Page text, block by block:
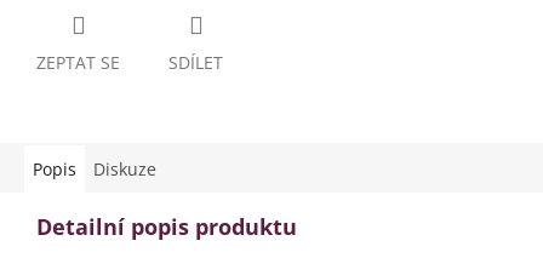
ZEPTAT SE SDÍLET
Popis Diskuze
Detailní popis produktu